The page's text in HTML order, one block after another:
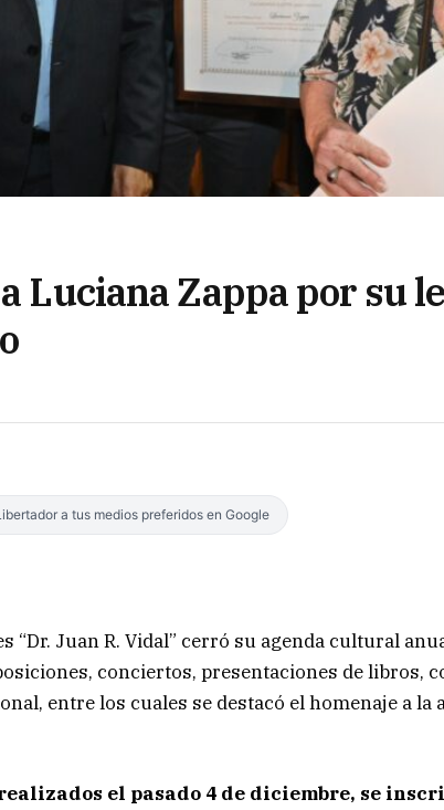
Luciana Zappa por su
a tus medios preferidos en Google
“Dr. Juan R. Vidal” cerró su agenda cultural
conciertos, presentaciones de libros,
entre los cuales se destacó el homenaje a la
el pasado 4 de diciembre, se